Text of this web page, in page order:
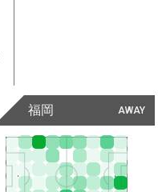
AWAY
福岡